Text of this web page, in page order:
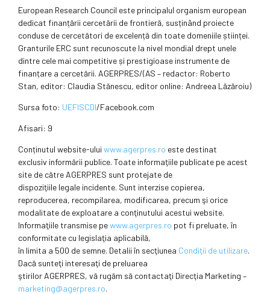
European Research Council este principalul organism european
dedicat finanțării cercetării de frontieră, susținând proiecte
conduse de cercetători de excelență din toate domeniile științei.
Granturile ERC sunt recunoscute la nivel mondial drept unele
dintre cele mai competitive și prestigioase instrumente de
finanțare a cercetării. AGERPRES/(AS – redactor: Roberto
Stan, editor: Claudia Stănescu, editor online: Andreea Lăzăroiu)
Sursa foto: UEFISCDI/Facebook.com
Afisari: 9
Conținutul website-ului www.agerpres.ro este destinat
exclusiv informării publice. Toate informaţiile publicate pe acest
site de către AGERPRES sunt protejate de
dispoziţiile legale incidente. Sunt interzise copierea,
reproducerea, recompilarea, modificarea, precum şi orice
modalitate de exploatare a conţinutului acestui website.
Informaţiile transmise pewww.agerpres.ro pot fi preluate, în
conformitate cu legislaţia aplicabilă,
în limita a 500 de semne. Detalii în secţiunea Condiţii de utilizare.
Dacă sunteţi interesaţi de preluarea
ştirilor AGERPRES, vă rugăm să contactaţi Direcţia Marketing –
marketing@agerpres.ro.